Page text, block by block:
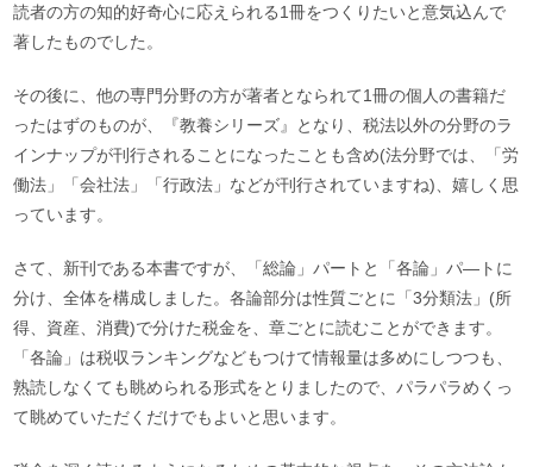
読者の方の知的好奇心に応えられる1冊をつくりたいと意気込んで
著したものでした。
その後に、他の専門分野の方が著者となられて1冊の個人の書籍だ
ったはずのものが、『教養シリーズ』となり、税法以外の分野のラ
インナップが刊行されることになったことも含め(法分野では、「労
働法」「会社法」「行政法」などが刊行されていますね)、嬉しく思
っています。
さて、新刊である本書ですが、「総論」パートと「各論」パ―トに
分け、全体を構成しました。各論部分は性質ごとに「3分類法」(所
得、資産、消費)で分けた税金を、章ごとに読むことができます。
「各論」は税収ランキングなどもつけて情報量は多めにしつつも、
熟読しなくても眺められる形式をとりましたので、パラパラめくっ
て眺めていただくだけでもよいと思います。